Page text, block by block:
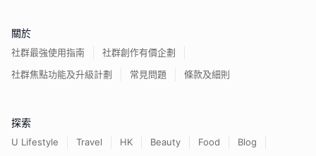
關於
社群最強使用指南
社群創作有價企劃
社群焦點功能及升級計劃
常見問題 條款及細則
探索
U Lifestyle Travel HK Beauty Food
Blog